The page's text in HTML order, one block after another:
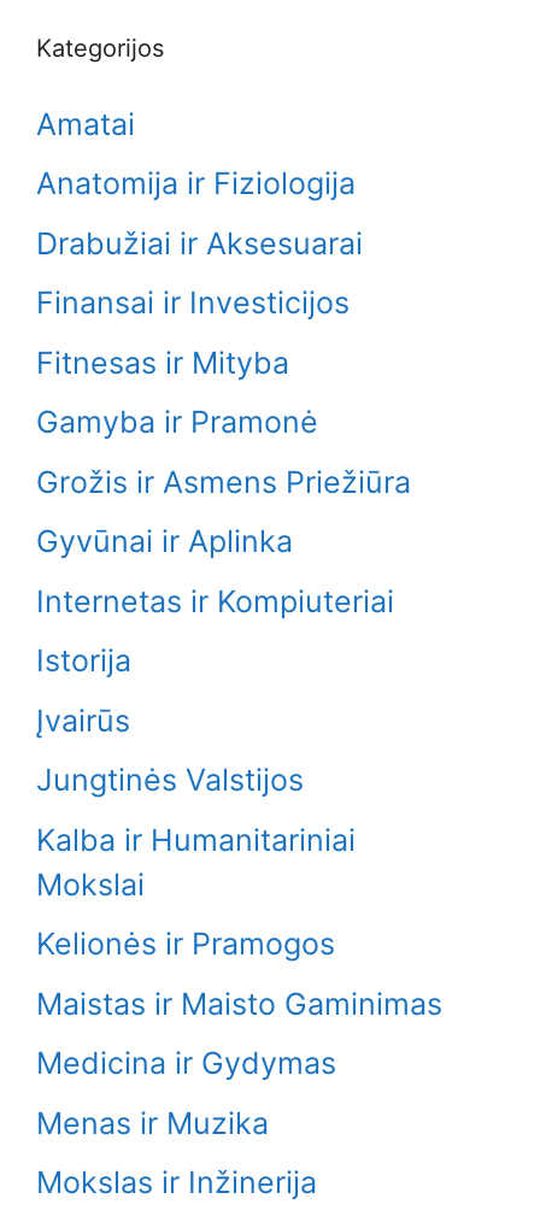
Kategorijos
Amatai
Anatomija ir Fiziologija
Drabužiai ir Aksesuarai
Finansai ir Investicijos
Fitnesas ir Mityba
Gamyba ir Pramonė
Grožis ir Asmens Priežiūra
Gyvūnai ir Aplinka
Internetas ir Kompiuteriai
Istorija
Įvairūs
Jungtinės Valstijos
Kalba ir Humanitariniai
Mokslai
Kelionės ir Pramogos
Maistas ir Maisto Gaminimas
Medicina ir Gydymas
Menas ir Muzika
Mokslas ir Inžinerija